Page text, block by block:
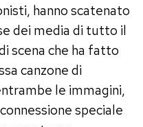
hanno scatenato
dei media di tutto il
scena che ha fatto
canzone di
le immagini,
speciale